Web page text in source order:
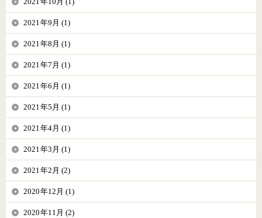
2021年9月 (1)
2021年8月 (1)
2021年7月 (1)
2021年6月 (1)
2021年5月 (1)
2021年4月 (1)
2021年3月 (1)
2021年2月 (2)
2020年12月 (1)
2020年11月 (2)